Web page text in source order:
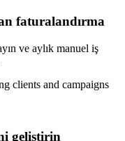
faturalandırma
ve aylık manuel iş
geliştirin